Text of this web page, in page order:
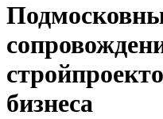
бизнеса